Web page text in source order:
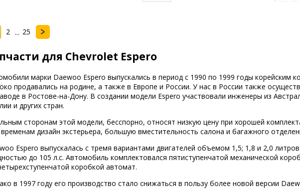
2 ... 25
для Chevrolet Espero
марки Daewoo Espero выпускались в период с 1990 по 1999 годы корейским
продавались на родине, а также в Европе и России. У нас в России также
в Ростове-на-Дону. В создании модели Espero участвовали инженеры из
и других стран.
сторонам этой модели, бесспорно, относят низкую цену при хорошей
дизайн экстерьера, большую вместительность салона и багажного
Espero выпускалась с тремя вариантами двигателей объемом 1,5; 1,8 и 2,0
до 105 л.с. Автомобиль комплектовался пятиступенчатой механической
коробкой автомат.
в 1997 году его производство стало снижаться в пользу более новой версии